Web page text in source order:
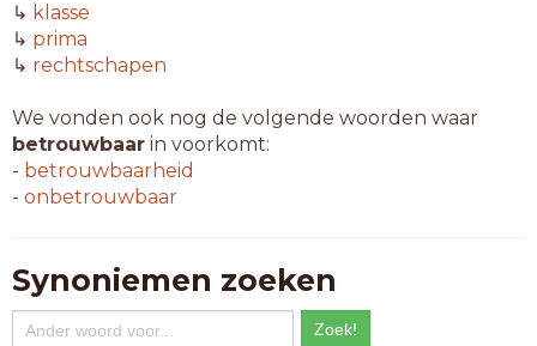
↳ klasse
↳ prima
↳ rechtschapen
We vonden ook nog de volgende woorden waar
betrouwbaar in voorkomt:
- betrouwbaarheid
- onbetrouwbaar
Synoniemen zoeken